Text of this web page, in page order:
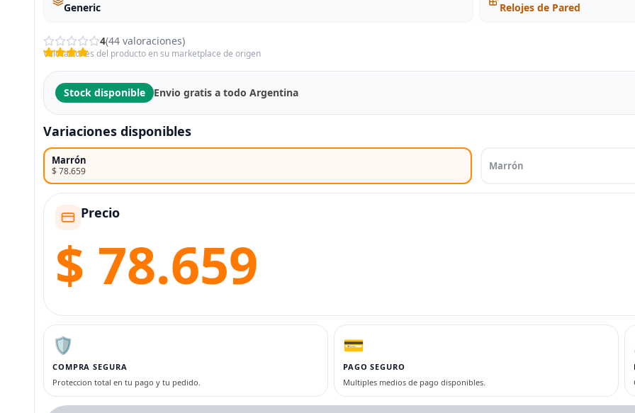
Generic Relojes de Pared
4(44 valoraciones)
Valoraciones del producto en su marketplace de origen
Stock disponible Envio gratis a todo Argentina
Variaciones disponibles
Marrón
$ 78.659 Marrón
Precio
$ 78.659
🛡️
COMPRA SEGURA
Proteccion total en tu pago y tu pedido.
💳
PAGO SEGURO
Multiples medios de pago disponibles.